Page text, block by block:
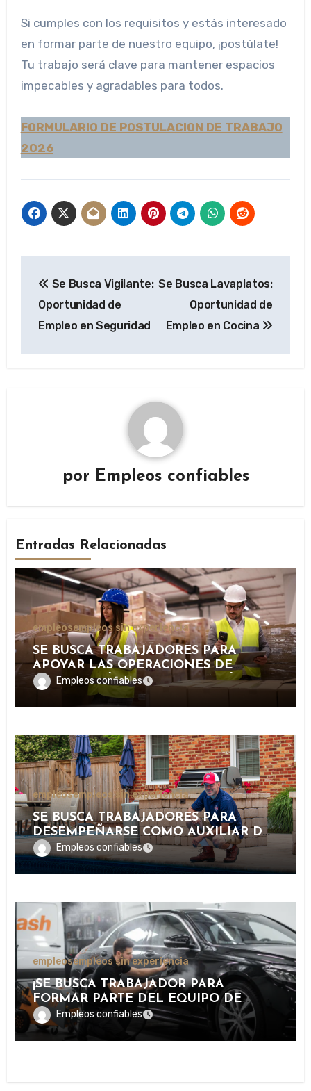
Si cumples con los requisitos y estás interesado
en formar parte de nuestro equipo, ¡postúlate!
Tu trabajo será clave para mantener espacios
impecables y agradables para todos.
FORMULARIO DE POSTULACION DE TRABAJO
2026
de
entradas
Se Busca Vigilante:
Oportunidad de
Empleo en Seguridad
Se Busca Lavaplatos:
Oportunidad de
Empleo en Cocina
por Empleos confiables
Entradas Relacionadas
empleosempleos sin experiencia
SE BUSCA TRABAJADORES PARA
APOYAR LAS OPERACIONES DE
DISTRIBUCIÓN Y ORGANIZACIÓN DE
PAQUETERÍA EN IMPORTANTE
EMPRESA LOGÍSTICA
Empleos confiables
empleosempleos sin experiencia
SE BUSCA TRABAJADORES PARA
DESEMPEÑARSE COMO AUXILIAR DE
PISCINA EN INSTALACIONES
RECREATIVAS, DEPORTIVAS Y
TURÍSTICAS.
Empleos confiables
empleosempleos sin experiencia
¡SE BUSCA TRABAJADOR PARA
FORMAR PARTE DEL EQUIPO DE
LAVADO Y CUIDADO DE VEHÍCULOS
EN IMPORTANTE CENTRO DE
SERVICIOS AUTOMOTRICES!
Empleos confiables